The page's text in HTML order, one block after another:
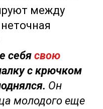
между
себя свою
с крючком
Он
молодого еще